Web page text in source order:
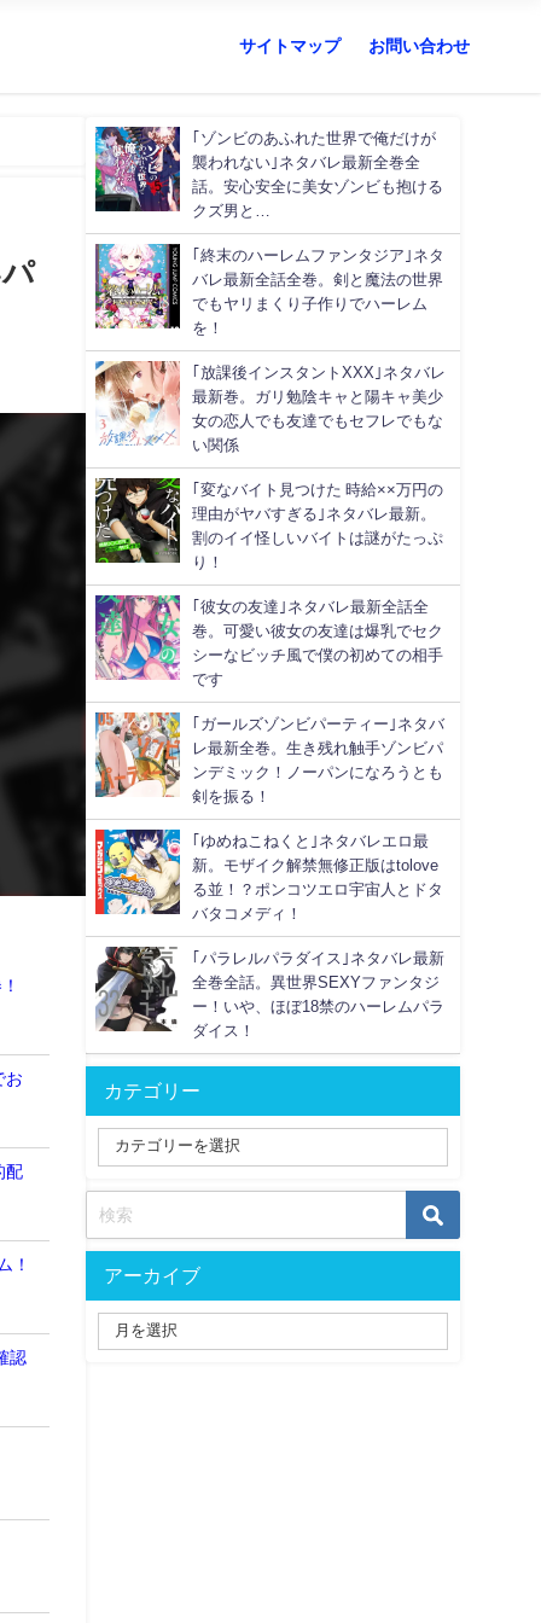
サイトマップ お問い合わせ
お
配
！
認
｢ゾンビのあふれた世界で俺だけが
襲われない｣ネタバレ最新全巻全
話。安心安全に美女ゾンビも抱ける
クズ男と…
｢終末のハーレムファンタジア｣ネタ
バレ最新全話全巻。剣と魔法の世界
でもヤリまくり子作りでハーレム
を！
｢放課後インスタントXXX｣ネタバレ
最新巻。ガリ勉陰キャと陽キャ美少
女の恋人でも友達でもセフレでもな
い関係
｢変なバイト見つけた 時給××万円の
理由がヤバすぎる｣ネタバレ最新。
割のイイ怪しいバイトは謎がたっぷ
り！
｢彼女の友達｣ネタバレ最新全話全
巻。可愛い彼女の友達は爆乳でセク
シーなビッチ風で僕の初めての相手
です
｢ガールズゾンビパーティー｣ネタバ
レ最新全巻。生き残れ触手ゾンビパ
ンデミック！ノーパンになろうとも
剣を振る！
｢ゆめねこねくと｣ネタバレエロ最
新。モザイク解禁無修正版はtolove
る並！？ポンコツエロ宇宙人とドタ
バタコメディ！
｢パラレルパラダイス｣ネタバレ最新
全巻全話。異世界SEXYファンタジ
ー！いや、ほぼ18禁のハーレムパラ
ダイス！
カテゴリー
アーカイブ